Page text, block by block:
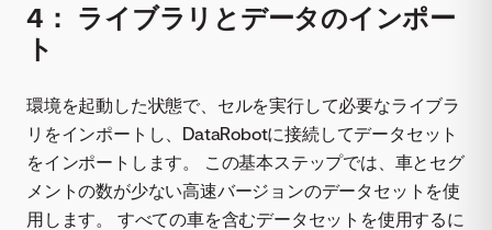
4： ライブラリとデータのインポー
ト
環境を起動した状態で、セルを実行して必要なライブラ
リをインポートし、DataRobotに接続してデータセット
をインポートします。 この基本ステップでは、車とセグ
メントの数が少ない高速バージョンのデータセットを使
用します。 すべての車を含むデータセットを使用するに